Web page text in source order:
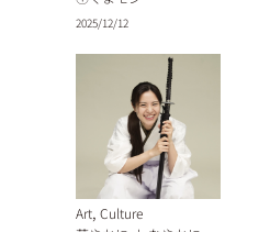
2025/12/12
Art, Culture